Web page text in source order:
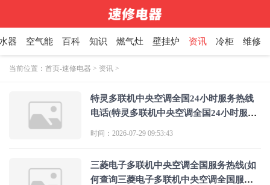
器 空气能 百科 知识 燃气灶 壁挂炉 资讯 冷柜 维修
当前位置： 首页-速修电器 > 资讯 >
特灵多联机中央空调全国24小时服务热线
电话(特灵多联机中央空调全国24小时服务
时间：2026-07-29 09:53:43
三菱电子多联机中央空调全国服务热线(如
何查询三菱电子多联机中央空调全国服务